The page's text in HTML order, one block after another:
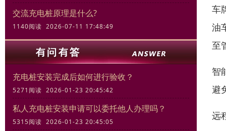
交流充电桩原理是什么?
1140阅读 2026-07-11 17:48:49
充电桩安装完成后如何进行验收？
5271阅读 2026-01-23 20:45:42
私人充电桩安装申请可以委托他人办理吗？
5315阅读 2026-01-23 20:45:05
车
油
至
智
避
远